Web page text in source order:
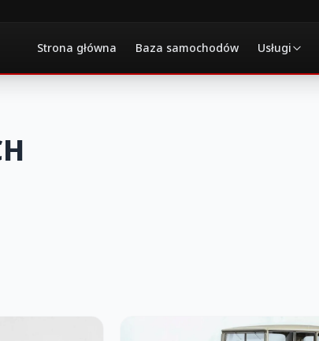
Strona główna Baza samochodów Usługi